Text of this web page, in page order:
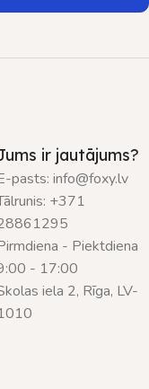
ir jautājums?
pasts: info@foxy.lv
+371
- Piektdiena
- 17:00
iela 2, Rīga, LV-